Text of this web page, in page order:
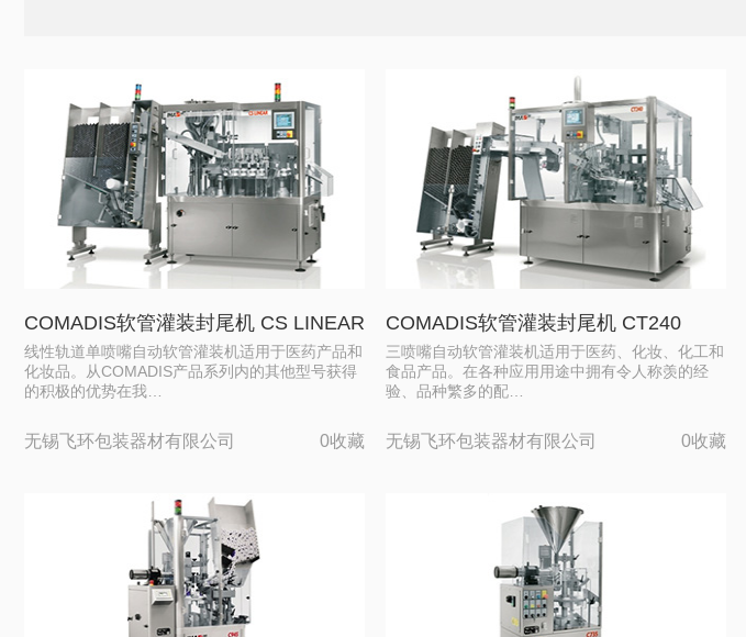
COMADIS软管灌装封尾机 CS LINEAR
线性轨道单喷嘴自动软管灌装机适用于医药产品和
化妆品。从COMADIS产品系列内的其他型号获得
的积极的优势在我…
无锡飞环包装器材有限公司 0收藏
COMADIS软管灌装封尾机 CT240
三喷嘴自动软管灌装机适用于医药、化妆、化工和
食品产品。在各种应用用途中拥有令人称羡的经
验、品种繁多的配…
无锡飞环包装器材有限公司 0收藏